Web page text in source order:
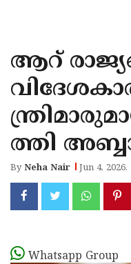
KANNUR
KASARAGOD
ആറ്
ത്തി
ByNeha Nair Jun 4, 2026,
Whatsapp Group